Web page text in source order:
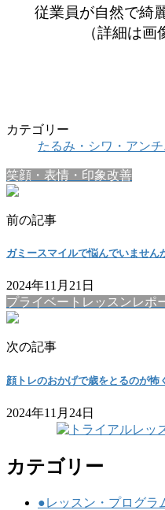
従業員が自然で綺
（詳細は画
カテゴリー
たるみ・シワ・アン
笑顔・表情・印象改善
前の記事
ガミースマイルで悩んでいません
2024年11月21日
プライベートレッスンレポ
次の記事
顔トレのおかげで歳をとるのが怖
2024年11月24日
カテゴリー
●レッスン・プログラ